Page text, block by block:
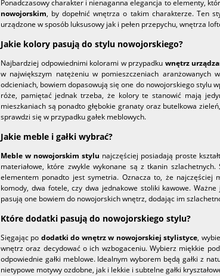
Ponadczasowy charakter i nienaganna elegancja to elementy,
nowojorskim, by dopełnić wnętrza o takim charakterze. Ten
urządzone w sposób luksusowy jak i pełen przepychu, wnętrza
Jakie kolory pasują do stylu nowojorskiego?
Najbardziej odpowiednimi kolorami w przypadku wnętrz
w największym natężeniu w pomieszczeniach
odcieniach, bowiem dopasowują się one do nowojorskiego stylu
róże, pamiętać jednak trzeba, że kolory te stanowić mają
mieszkaniach są ponadto głębokie granaty oraz butelkowa
sprawdzi się w przypadku gałek meblowych.
Jakie meble i gałki wybrać?
Meble w nowojorskim stylu najczęściej posiadają proste
materiałowe, które zwykle wykonane są z tkanin
elementem ponadto jest symetria. Oznacza to, że najczęściej
komody, dwa fotele, czy dwa jednakowe stoliki kawowe.
pasują one bowiem do nowojorskich wnętrz, dodając im
Które dodatki pasują do nowojorskiego stylu?
Sięgając po dodatki do wnętrz w nowojorskiej stylistyce,
wnętrz oraz decydować o ich wzbogaceniu. Wybierz miękkie
odpowiednie gałki meblowe. Idealnym wyborem będą gałki z
nietypowe motywy ozdobne, jak i lekkie i subtelne gałki